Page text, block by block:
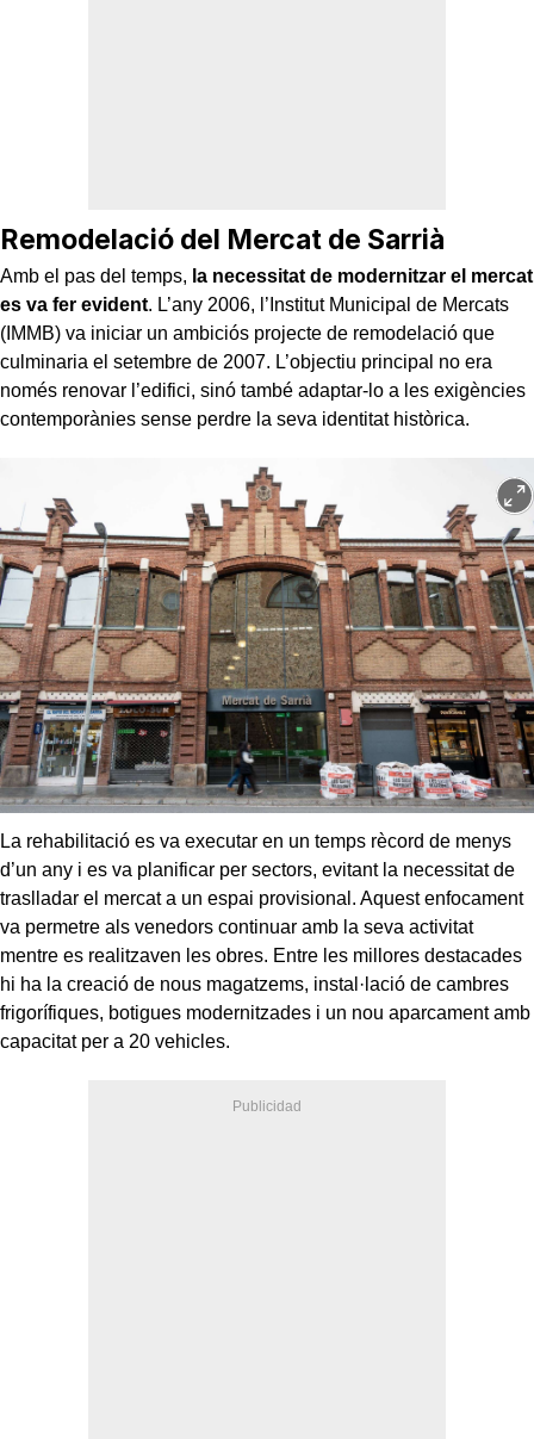
Remodelació del Mercat de Sarrià
Amb el pas del temps, la necessitat de modernitzar el mercat
es va fer evident. L’any 2006, l’Institut Municipal de Mercats
(IMMB) va iniciar un ambiciós projecte de remodelació que
culminaria el setembre de 2007. L’objectiu principal no era
només renovar l’edifici, sinó també adaptar-lo a les exigències
contemporànies sense perdre la seva identitat històrica.
La rehabilitació es va executar en un temps rècord de menys
d’un any i es va planificar per sectors, evitant la necessitat de
traslladar el mercat a un espai provisional. Aquest enfocament
va permetre als venedors continuar amb la seva activitat
mentre es realitzaven les obres. Entre les millores destacades
hi ha la creació de nous magatzems, instal·lació de cambres
frigorífiques, botigues modernitzades i un nou aparcament amb
capacitat per a 20 vehicles.